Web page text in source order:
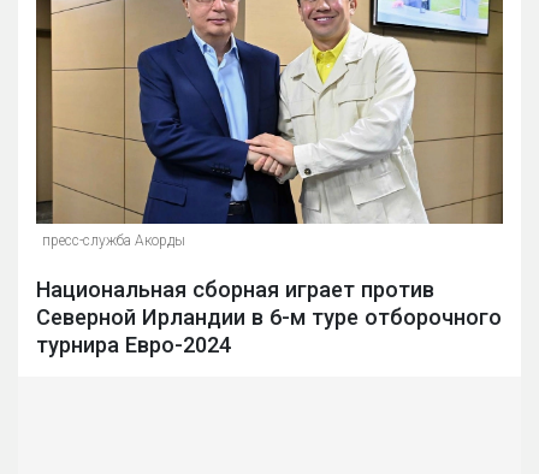
пресс-служба Акорды
Национальная сборная играет против
Северной Ирландии в 6-м туре отборочного
турнира Евро-2024